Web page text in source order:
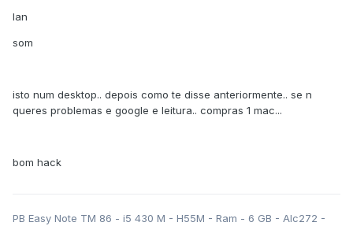
lan
som
isto num desktop.. depois como te disse anteriormente.. se n
queres problemas e google e leitura.. compras 1 mac...
bom hack
PB Easy Note TM 86 - i5 430 M - H55M - Ram - 6 GB - Alc272 -